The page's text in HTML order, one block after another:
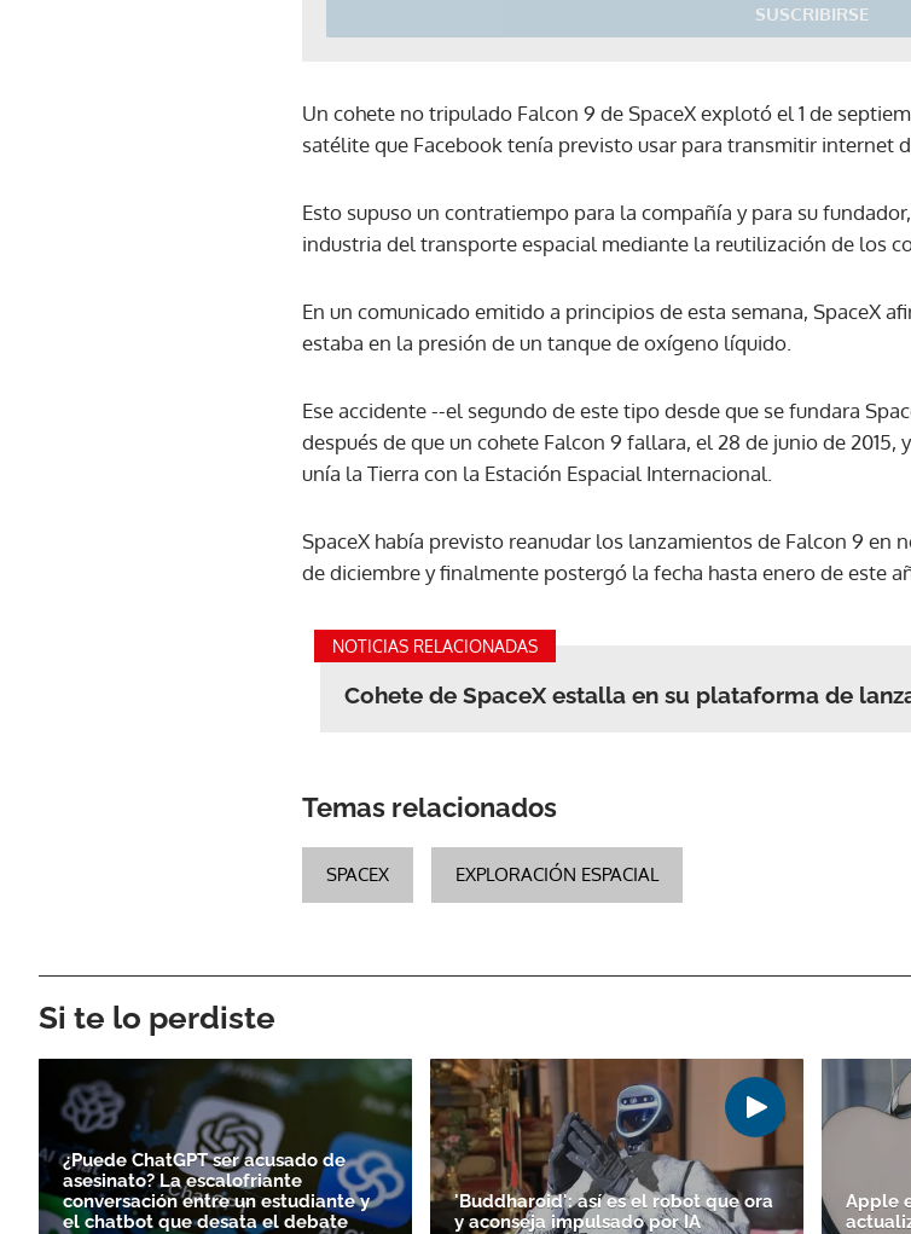
SUSCRIBIRSE
Gracias por suscribirte a
Un cohete no tripulado Falcon 9 de SpaceX explotó el 1 de
satélite que Facebook tenía previsto usar para transmitir internet
Esto supuso un contratiempo para la compañía y para su
industria del transporte espacial mediante la reutilización de los
En un comunicado emitido a principios de esta semana, SpaceX
estaba en la presión de un tanque de oxígeno líquido.
Ese accidente --el segundo de este tipo desde que se fundara
después de que un cohete Falcon 9 fallara, el 28 de junio de
unía la Tierra con la Estación Espacial Internacional.
SpaceX había previsto reanudar los lanzamientos de Falcon 9 en
de diciembre y finalmente postergó la fecha hasta enero de este
NOTICIAS RELACIONADAS
Cohete de SpaceX estalla en su plataforma de
Temas relacionados
SPACEX EXPLORACIÓN ESPACIAL
Si te lo perdiste
¿Puede ChatGPT ser acusado de
asesinato? La escalofriante
conversación entre un estudiante y
el chatbot que desata el debate
'Buddharoid': así es el robot que ora
y aconseja impulsado por IA
Apple